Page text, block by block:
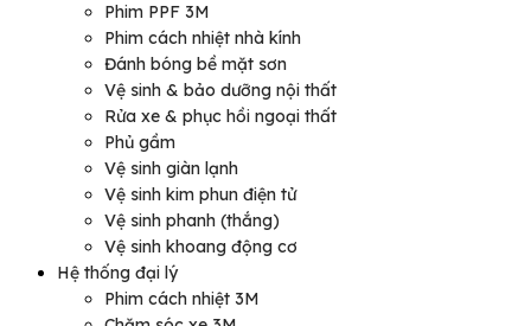
Phim PPF 3M
Phim cách nhiệt nhà kính
Đánh bóng bề mặt sơn
Vệ sinh & bảo dưỡng nội thất
Rửa xe & phục hồi ngoại thất
Phủ gầm
Vệ sinh giàn lạnh
Vệ sinh kim phun điện tử
Vệ sinh phanh (thắng)
Vệ sinh khoang động cơ
Hệ thống đại lý
Phim cách nhiệt 3M